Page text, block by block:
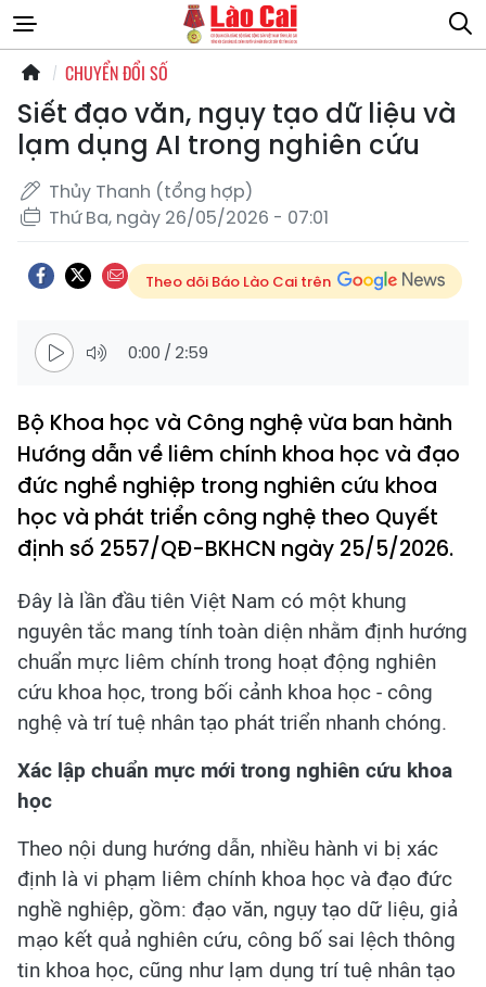
CHUYỂN ĐỔI SỐ
Siết đạo văn, ngụy tạo dữ liệu và
lạm dụng AI trong nghiên cứu
Thủy Thanh (tổng hợp)
Thứ Ba, ngày 26/05/2026 - 07:01
Theo dõi Báo Lào Cai trên
0:00 / 2:59
Bộ Khoa học và Công nghệ vừa ban hành
Hướng dẫn về liêm chính khoa học và đạo
đức nghề nghiệp trong nghiên cứu khoa
học và phát triển công nghệ theo Quyết
định số 2557/QĐ-BKHCN ngày 25/5/2026.
Đây là lần đầu tiên Việt Nam có một khung
nguyên tắc mang tính toàn diện nhằm định hướng
chuẩn mực liêm chính trong hoạt động nghiên
cứu khoa học, trong bối cảnh khoa học - công
nghệ và trí tuệ nhân tạo phát triển nhanh chóng.
Xác lập chuẩn mực mới trong nghiên cứu khoa
học
Theo nội dung hướng dẫn, nhiều hành vi bị xác
định là vi phạm liêm chính khoa học và đạo đức
nghề nghiệp, gồm: đạo văn, ngụy tạo dữ liệu, giả
mạo kết quả nghiên cứu, công bố sai lệch thông
tin khoa học, cũng như lạm dụng trí tuệ nhân tạo